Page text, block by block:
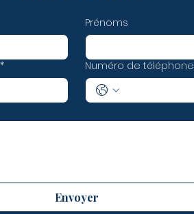
Prénoms
* Numéro de téléphone
Envoyer